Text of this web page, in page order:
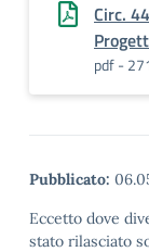
Circ.
pdf -
Pubblicato:
Eccetto dove
stato rilasciato